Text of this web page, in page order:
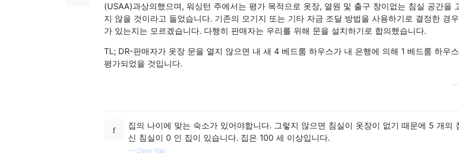
(USAA)과상의했으며, 워싱턴 주에서는 평가 목적으로 옷장, 열원 및 출구 창이없는 침실 공간을
지 않을 것이라고 들었습니다. 기존의 모기지 또는 기타 자금 조달 방법을 사용하기로 결정한 경
가 있는지는 모르겠습니다. 다행히 판매자는 우리를 위해 문을 설치하기로 합의했습니다.
TL; DR-판매자가 옷장 문을 열지 않으면 내 새 4 베드룸 하우스가 내 은행에 의해 1 베드룸 하우
평가되었을 것입니다.
집의 나이에 맞는 숙소가 있어야합니다. 그렇지 않으면 침실이 옷장이 없기 때문에 5 개의
신 침실이 0 인 집이 있습니다. 집은 100 세 이상입니다.
— Dave Nay